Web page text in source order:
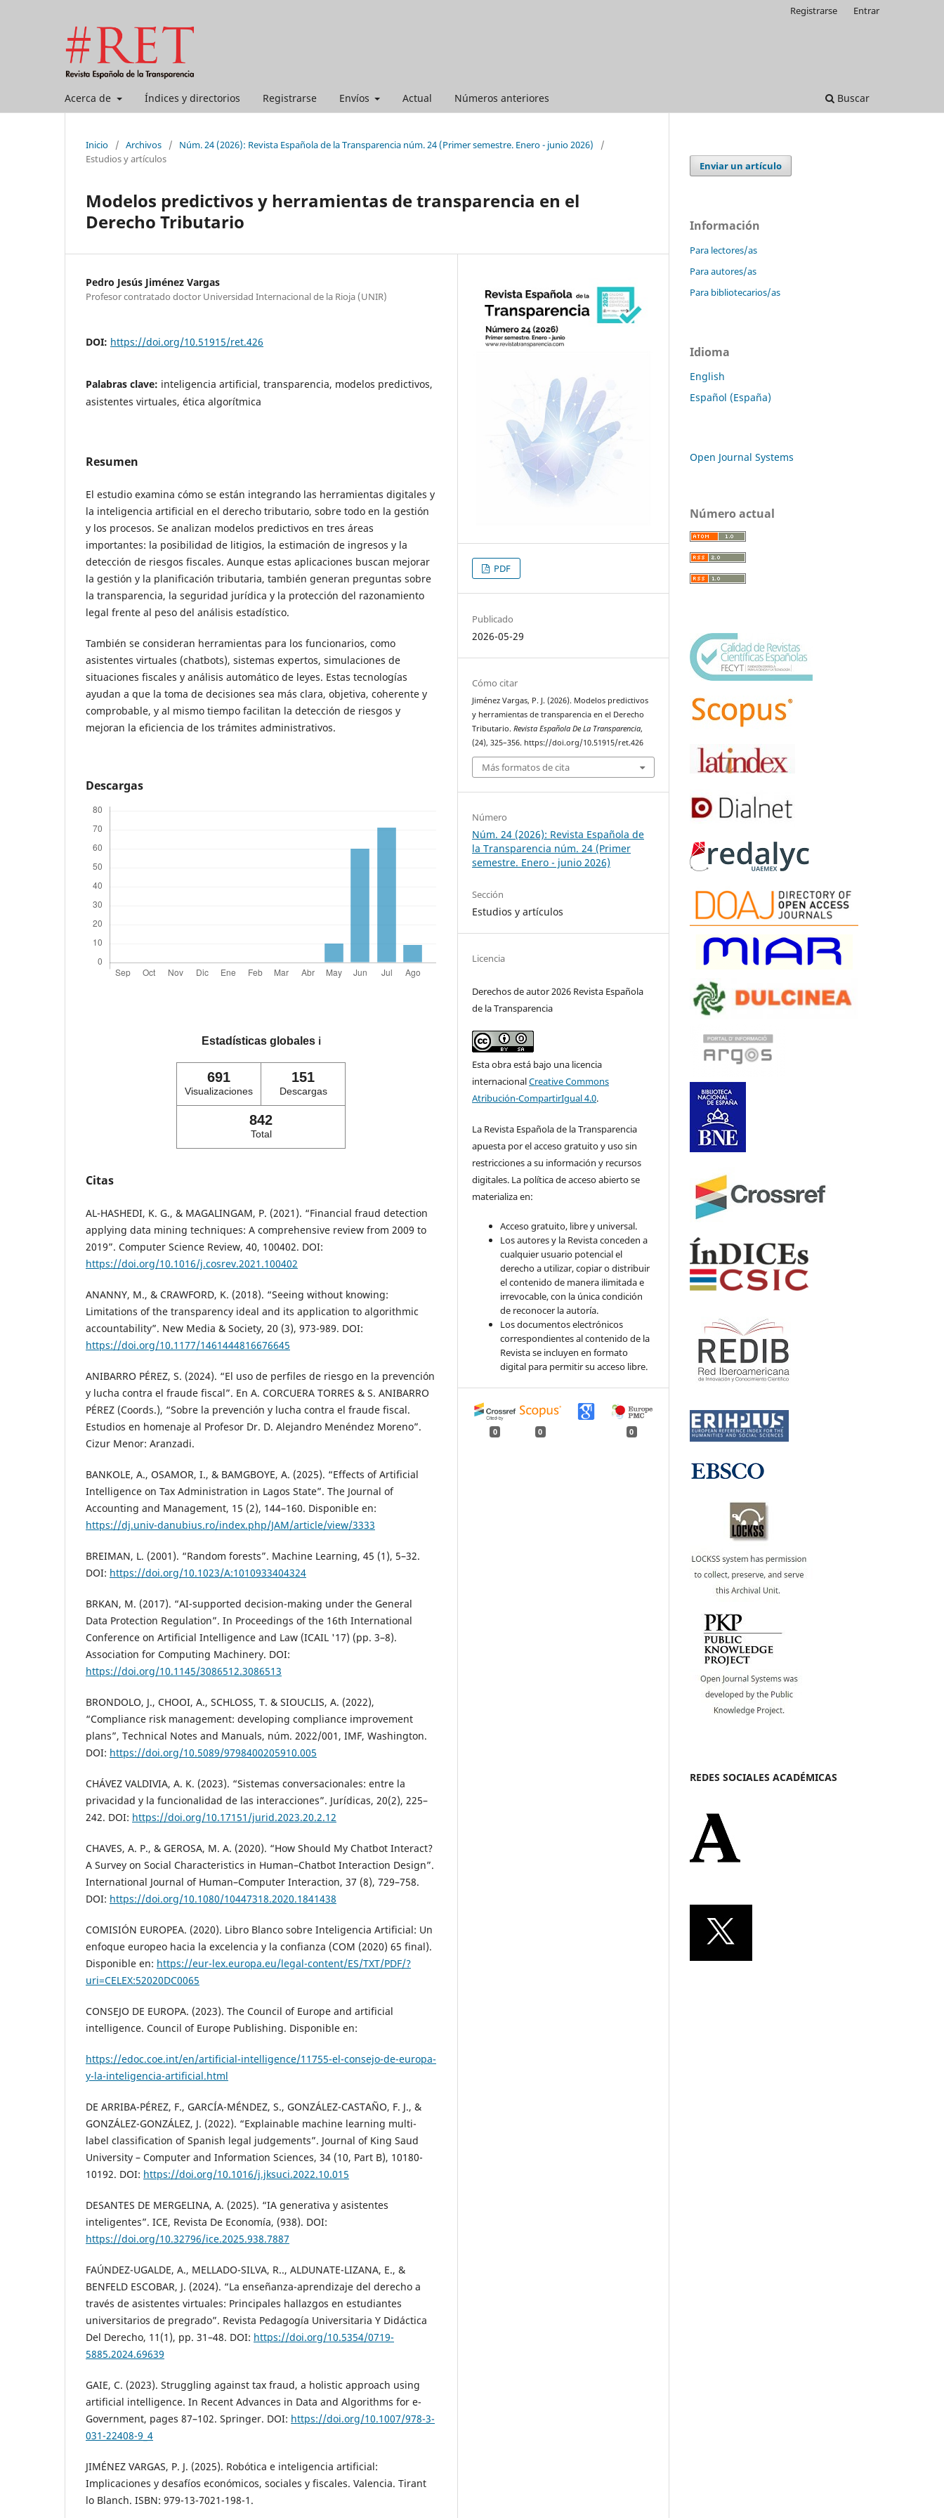
Acerca de Índices y directorios Registrarse Envíos Actual Números anteriores Buscar
Registrarse Entrar
Inicio / Archivos / Núm. 24 (2026): Revista Española de la Transparencia núm. 24 (Primer semestre. Enero - junio 2026)
/
Estudios y artículos
Modelos predictivos y herramientas de transparencia en el
Derecho Tributario
Pedro Jesús Jiménez Vargas
Profesor contratado doctor Universidad Internacional de la Rioja (UNIR)
DOI: https://doi.org/10.51915/ret.426
Palabras clave: inteligencia artificial, transparencia, modelos predictivos,
asistentes virtuales, ética algorítmica
Resumen
El estudio examina cómo se están integrando las herramientas digitales y
la inteligencia artificial en el derecho tributario, sobre todo en la gestión
y los procesos. Se analizan modelos predictivos en tres áreas
importantes: la posibilidad de litigios, la estimación de ingresos y la
detección de riesgos fiscales. Aunque estas aplicaciones buscan mejorar
la gestión y la planificación tributaria, también generan preguntas sobre
la transparencia, la seguridad jurídica y la protección del razonamiento
legal frente al peso del análisis estadístico.
También se consideran herramientas para los funcionarios, como
asistentes virtuales (chatbots), sistemas expertos, simulaciones de
situaciones fiscales y análisis automático de leyes. Estas tecnologías
ayudan a que la toma de decisiones sea más clara, objetiva, coherente y
comprobable, y al mismo tiempo facilitan la detección de riesgos y
mejoran la eficiencia de los trámites administrativos.
Descargas
Estadísticas globales ℹ️
691
Visualizaciones
151
Descargas
842
Total
Citas
AL-HASHEDI, K. G., & MAGALINGAM, P. (2021). “Financial fraud detection
applying data mining techniques: A comprehensive review from 2009 to
2019”. Computer Science Review, 40, 100402. DOI:
https://doi.org/10.1016/j.cosrev.2021.100402
ANANNY, M., & CRAWFORD, K. (2018). “Seeing without knowing:
Limitations of the transparency ideal and its application to algorithmic
accountability”. New Media & Society, 20 (3), 973-989. DOI:
https://doi.org/10.1177/1461444816676645
ANIBARRO PÉREZ, S. (2024). “El uso de perfiles de riesgo en la prevención
y lucha contra el fraude fiscal”. En A. CORCUERA TORRES & S. ANIBARRO
PÉREZ (Coords.), “Sobre la prevención y lucha contra el fraude fiscal.
Estudios en homenaje al Profesor Dr. D. Alejandro Menéndez Moreno”.
Cizur Menor: Aranzadi.
BANKOLE, A., OSAMOR, I., & BAMGBOYE, A. (2025). “Effects of Artificial
Intelligence on Tax Administration in Lagos State”. The Journal of
Accounting and Management, 15 (2), 144–160. Disponible en:
https://dj.univ-danubius.ro/index.php/JAM/article/view/3333
BREIMAN, L. (2001). “Random forests”. Machine Learning, 45 (1), 5–32.
DOI: https://doi.org/10.1023/A:1010933404324
BRKAN, M. (2017). “AI-supported decision-making under the General
Data Protection Regulation”. In Proceedings of the 16th International
Conference on Artificial Intelligence and Law (ICAIL '17) (pp. 3–8).
Association for Computing Machinery. DOI:
https://doi.org/10.1145/3086512.3086513
BRONDOLO, J., CHOOI, A., SCHLOSS, T. & SIOUCLIS, A. (2022),
“Compliance risk management: developing compliance improvement
plans”, Technical Notes and Manuals, núm. 2022/001, IMF, Washington.
DOI: https://doi.org/10.5089/9798400205910.005
CHÁVEZ VALDIVIA, A. K. (2023). “Sistemas conversacionales: entre la
privacidad y la funcionalidad de las interacciones”. Jurídicas, 20(2), 225–
242. DOI: https://doi.org/10.17151/jurid.2023.20.2.12
CHAVES, A. P., & GEROSA, M. A. (2020). “How Should My Chatbot Interact?
A Survey on Social Characteristics in Human–Chatbot Interaction Design”.
International Journal of Human–Computer Interaction, 37 (8), 729–758.
DOI: https://doi.org/10.1080/10447318.2020.1841438
COMISIÓN EUROPEA. (2020). Libro Blanco sobre Inteligencia Artificial: Un
enfoque europeo hacia la excelencia y la confianza (COM (2020) 65 final).
Disponible en: https://eur-lex.europa.eu/legal-content/ES/TXT/PDF/?
uri=CELEX:52020DC0065
CONSEJO DE EUROPA. (2023). The Council of Europe and artificial
intelligence. Council of Europe Publishing. Disponible en:
https://edoc.coe.int/en/artificial-intelligence/11755-el-consejo-de-europa-
y-la-inteligencia-artificial.html
DE ARRIBA-PÉREZ, F., GARCÍA-MÉNDEZ, S., GONZÁLEZ-CASTAÑO, F. J., &
GONZÁLEZ-GONZÁLEZ, J. (2022). “Explainable machine learning multi-
label classification of Spanish legal judgements”. Journal of King Saud
University – Computer and Information Sciences, 34 (10, Part B), 10180-
10192. DOI: https://doi.org/10.1016/j.jksuci.2022.10.015
DESANTES DE MERGELINA, A. (2025). “IA generativa y asistentes
inteligentes”. ICE, Revista De Economía, (938). DOI:
https://doi.org/10.32796/ice.2025.938.7887
FAÚNDEZ-UGALDE, A., MELLADO-SILVA, R.., ALDUNATE-LIZANA, E., &
BENFELD ESCOBAR, J. (2024). “La enseñanza-aprendizaje del derecho a
través de asistentes virtuales: Principales hallazgos en estudiantes
universitarios de pregrado”. Revista Pedagogía Universitaria Y Didáctica
Del Derecho, 11(1), pp. 31–48. DOI: https://doi.org/10.5354/0719-
5885.2024.69639
GAIE, C. (2023). Struggling against tax fraud, a holistic approach using
artificial intelligence. In Recent Advances in Data and Algorithms for e-
Government, pages 87–102. Springer. DOI: https://doi.org/10.1007/978-3-
031-22408-9_4
JIMÉNEZ VARGAS, P. J. (2025). Robótica e inteligencia artificial:
Implicaciones y desafíos económicos, sociales y fiscales. Valencia. Tirant
lo Blanch. ISBN: 979-13-7021-198-1.
PDF
Publicado
2026-05-29
Cómo citar
Jiménez Vargas, P. J. (2026). Modelos predictivos
y herramientas de transparencia en el Derecho
Tributario.Revista Española De La Transparencia,
(24), 325–356. https://doi.org/10.51915/ret.426
Más formatos de cita
Número
Núm. 24 (2026): Revista Española de
la Transparencia núm. 24 (Primer
semestre. Enero - junio 2026)
Sección
Estudios y artículos
Licencia
Derechos de autor 2026 Revista Española
de la Transparencia
Esta obra está bajo una licencia
internacionalCreative Commons
Atribución-CompartirIgual 4.0.
La Revista Española de la Transparencia
apuesta por el acceso gratuito y uso sin
restricciones a su información y recursos
digitales. La política de acceso abierto se
materializa en:
Acceso gratuito, libre y universal.
Los autores y la Revista conceden a
cualquier usuario potencial el
derecho a utilizar, copiar o distribuir
el contenido de manera ilimitada e
irrevocable, con la única condición
de reconocer la autoría.
Los documentos electrónicos
correspondientes al contenido de la
Revista se incluyen en formato
digital para permitir su acceso libre.
0 0 0
Enviar un artículo
Información
Para lectores/as
Para autores/as
Para bibliotecarios/as
Idioma
English
Español (España)
Open Journal Systems
Número actual
REDES SOCIALES ACADÉMICAS